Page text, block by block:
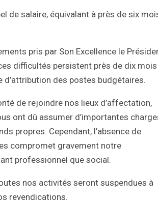
de salaire, équivalant à près de six
pris par Son Excellence le
difficultés persistent près de dix mois
d’attribution des postes budgétaires.
de rejoindre nos lieux d’affectation,
ont dû assumer d’importantes
propres. Cependant, l’absence de
compromet gravement notre
professionnel que social.
nos activités seront suspendues à
revendications.